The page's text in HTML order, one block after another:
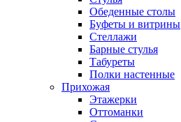
Обеденные столы
Буфеты и витрины
Стеллажи
Барные стулья
Табуреты
Полки настенные
Прихожая
Этажерки
Оттоманки